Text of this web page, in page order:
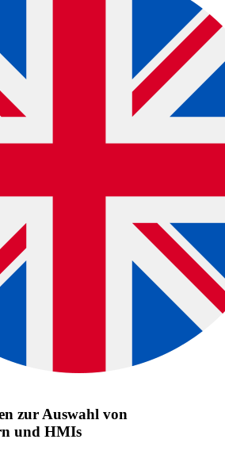
zur Auswahl von
und HMIs